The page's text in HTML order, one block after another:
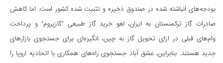
بودجه‌های انباشته شده در صندوق ذخیره و تثبیت شده کشور است. اما کاهش
صادرات گاز ترکمنستان به ایران، لغو خرید گاز طبیعی "گازپروم" و پرداخت
وام‌های قبلی در ازای تحویل گاز به چین، انگیزه‌ای برای جستجوی بازارهای
جدید هستند. بنابراین، عشق آباد جستجوی راه‌های همکاری با اتحادیه اروپا را